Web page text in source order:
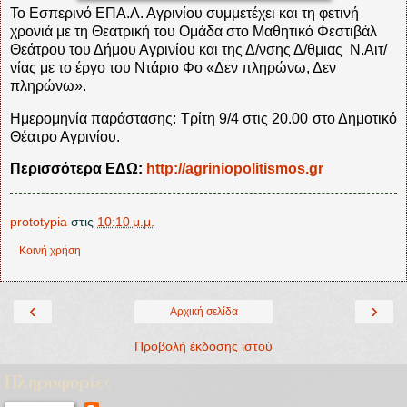
Το Εσπερινό ΕΠΑ.Λ. Αγρινίου συμμετέχει και τη φετινή
χρονιά με τη Θεατρική του Ομάδα στο Μαθητικό Φεστιβάλ
Θεάτρου του Δήμου Αγρινίου και της Δ/νσης Δ/θμιας Ν.Αιτ/
νίας με το έργο του Ντάριο Φο «Δεν πληρώνω, Δεν
πληρώνω».
Ημερομηνία παράστασης: Τρίτη 9/4 στις 20.00 στο Δημοτικό
Θέατρο Αγρινίου.
Περισσότερα ΕΔΩ: http://agriniopolitismos.gr
prototypia στις 10:10 μ.μ.
Κοινή χρήση
‹ ›
Αρχική σελίδα
Προβολή έκδοσης ιστού
Πληροφορίες